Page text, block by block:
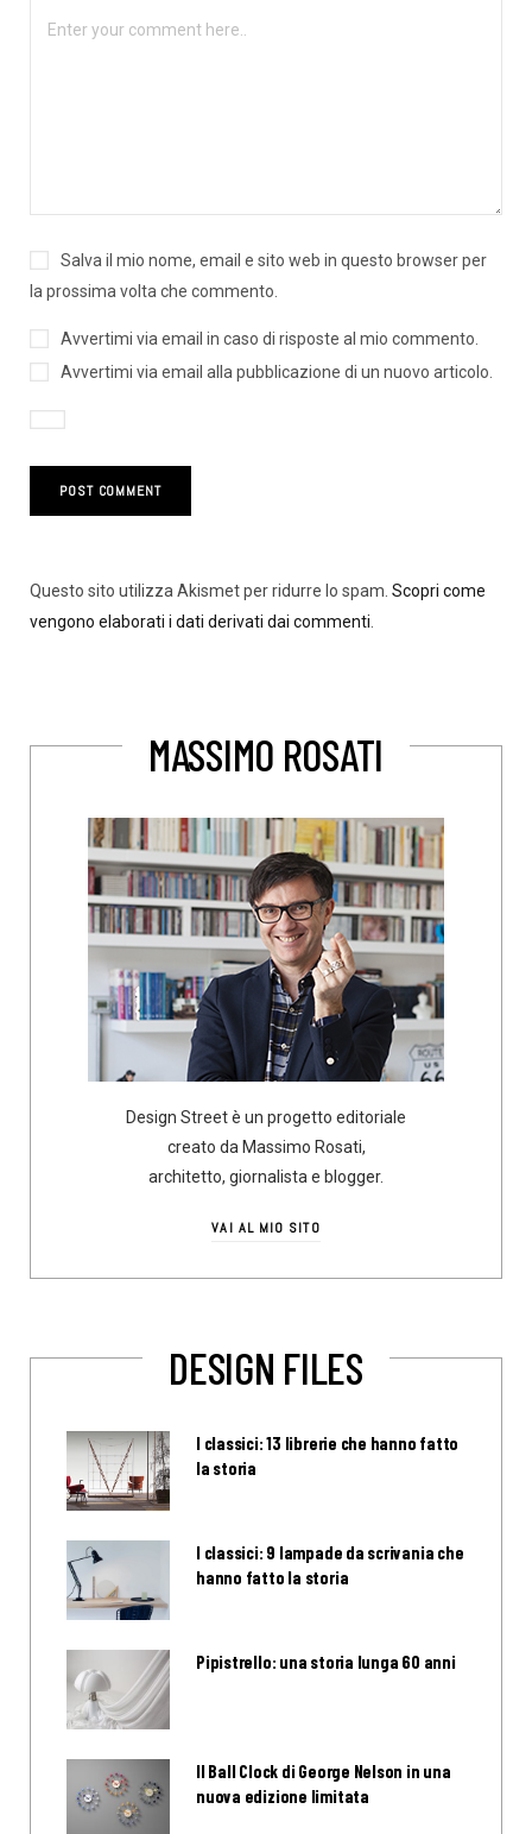
Salva il mio nome, email e sito web in questo browser per
la prossima volta che commento.
Avvertimi via email in caso di risposte al mio commento.
Avvertimi via email alla pubblicazione di un nuovo articolo.
Questo sito utilizza Akismet per ridurre lo spam. Scopri come
vengono elaborati i dati derivati dai commenti
MASSIMO ROSATI
Design Street è un progetto editoriale
creato da Massimo Rosati,
architetto, giornalista e blogger.
VAI AL MIO SITO
DESIGN FILES
I classici: 13 librerie che hanno fatto
la storia
I classici: 9 lampade da scrivania che
hanno fatto la storia
Pipistrello: una storia lunga 60 anni
Il Ball Clock di George Nelson in una
nuova edizione limitata